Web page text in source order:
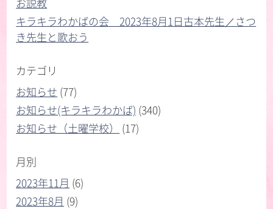
キラキラわかばの会 2023年8月1日古本先生／さつ
き先生と歌おう
カテゴリ
お知らせ (77)
お知らせ(キラキラわかば) (340)
お知らせ（土曜学校）
(17)
月別
2023年11月 (6)
2023年8月 (9)